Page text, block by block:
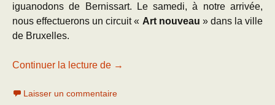
iguanodons de Bernissart. Le samedi, à notre arrivée,
nous effectuerons un circuit « Art nouveau » dans la ville
de Bruxelles.
Continuer la lecture de 25-26 avril Sortie à Bruxelles
→
Laisser un commentaire